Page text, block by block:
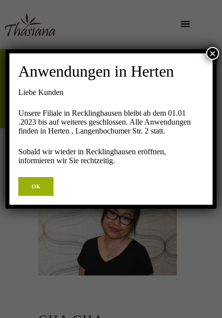
PALITA
Anwendungen in Herten
Liebe Kunden
Unsere Filiale in Recklinghausen bleibt ab dem 01.01
.2023 bis auf weiteres geschlossen. Alle Anwendungen
finden in Herten , Langenbochumer Str. 2 statt.
Sobald wir wieder in Recklinghausen eröffnen,
informieren wir Sie rechtzeitig.
OK
×